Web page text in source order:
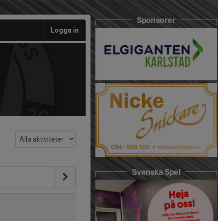
Logga in
Sponsorer
Svenska Spel